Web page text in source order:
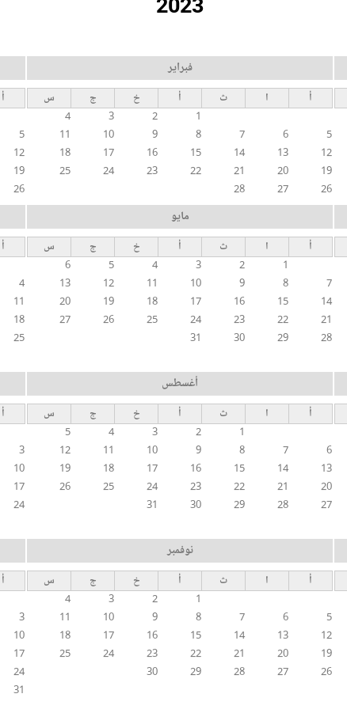
فبراير
أ ا ث أ خ ج
س
1
2
3
4
5
6
7
8
9
10
11
12
13
14
15
16
17
18
19
20
21
22
23
24
25
26
27
28
أ
5
12
19
26
مايو
أ ا ث أ خ ج
س
1
2
3
4
5
6
7
8
9
10
11
12
13
14
15
16
17
18
19
20
21
22
23
24
25
26
27
28
29
30
31
أ
4
11
18
25
أغسطس
أ ا ث أ خ ج
س
1
2
3
4
5
6
7
8
9
10
11
12
13
14
15
16
17
18
19
20
21
22
23
24
25
26
27
28
29
30
31
أ
3
10
17
24
نوفمبر
أ ا ث أ خ ج
س
1
2
3
4
5
6
7
8
9
10
11
12
13
14
15
16
17
18
19
20
21
22
23
24
25
26
27
28
29
30
أ
3
10
17
24
31